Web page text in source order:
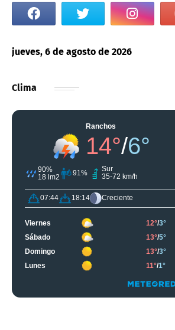
jueves, 6 de agosto de 2026
Clima